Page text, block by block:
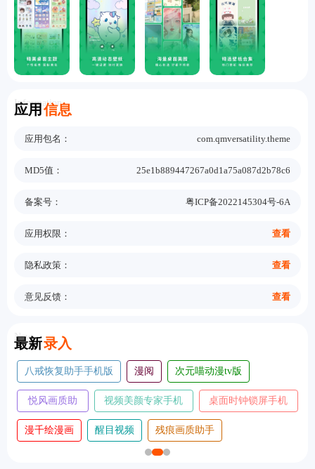
应用 信息
Information
应用包名： com.qmversatility.theme
MD5值： 25e1b889447267a0d1a75a087d2b78c6
备案号： 粤ICP备2022145304号-6A
应用权限： 查看
隐私政策： 查看
意见反馈： 查看
最新录入
New
八戒恢复助手手机版 漫阅 次元喵动漫tv版
悦风画质助
手
视频美颜专家手机
版
桌面时钟锁屏手机
漫千绘漫画
醒目视频 残痕画质助手